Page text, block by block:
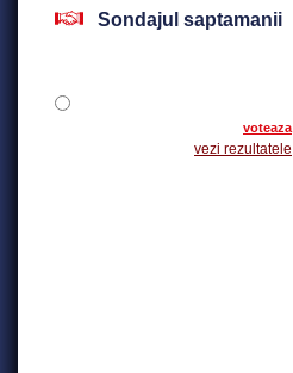
Sondajul saptamanii
voteaza
vezi rezultatele